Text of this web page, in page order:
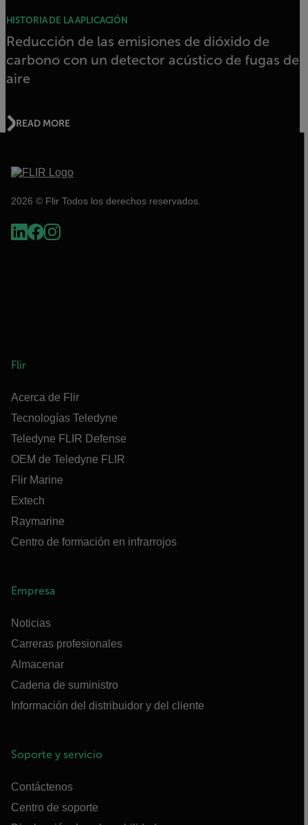
HISTORIA DE LA APLICACIÓN
Reducción de las emisiones de dióxido de
carbono con un detector acústico de fugas de
aire
READ MORE
2026 © Flir Todos los derechos reservados.
Flir
Acerca de Flir
Tecnologías Teledyne
Teledyne FLIR Defense
OEM de Teledyne FLIR
Flir Marine
Extech
Raymarine
Centro de formación en infrarrojos
Empresa
Noticias
Carreras profesionales
Almacenar
Cadena de suministro
Información del distribuidor y del cliente
Soporte y servicio
Contáctenos
Centro de soporte